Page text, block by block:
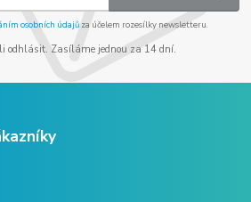
osobních údajůza účelem rozesílky newsletteru.
odhlásit. Zasíláme jednou za 14 dní.